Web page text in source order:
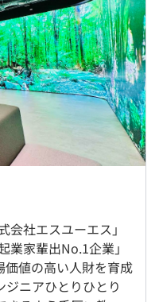
望者）
を開催
いた実績あり
を活用して、数年後目
き方を決めます。
でエンジニアに寄り添
ンジも応援します。
隊による手厚いフォロ
ります。
オフィス、およびお客
／経験7年（月給33万
／経験12年（月給37万
／リーダー・経験16年
ものではありません）
社エスユーエス」
業家輩出No.1企業」
価値の高い人財を育成
ニアひとりひとり